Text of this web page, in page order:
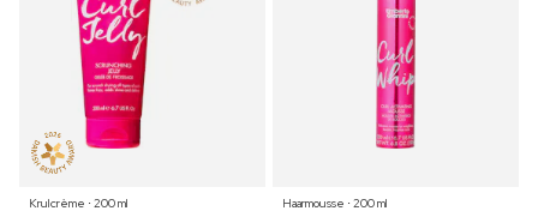
Krulcrème ⋅ 200 ml
Haarmousse ⋅ 200 ml